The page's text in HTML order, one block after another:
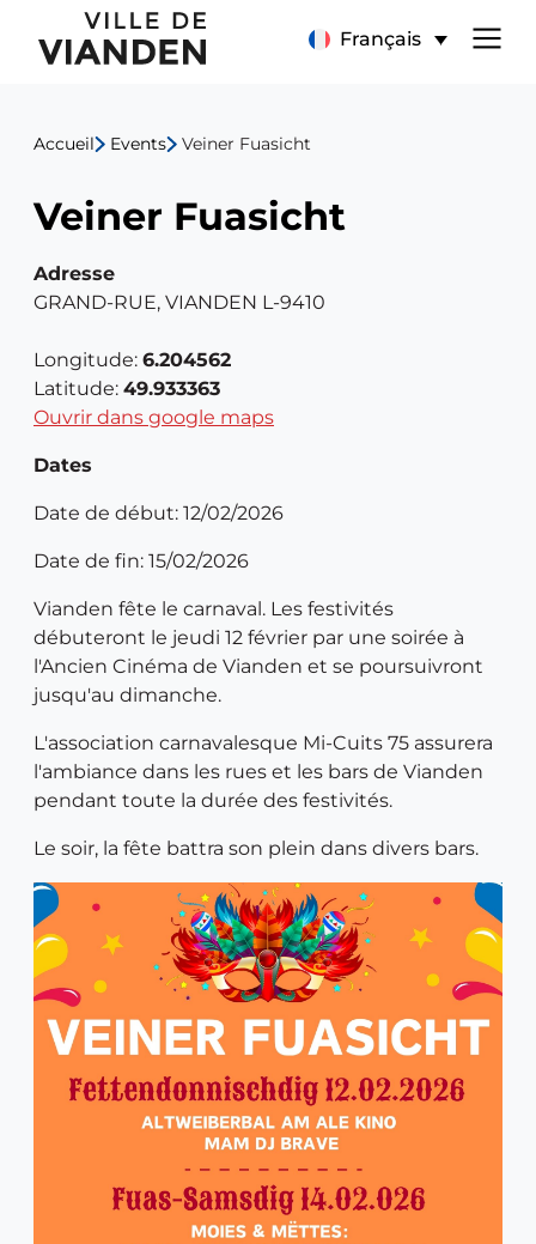
Veiner
Fuasicht
Français
Menu
navigation
principal
Accueil Events Veiner Fuasicht
Veiner Fuasicht
Adresse
GRAND-RUE, VIANDEN L-9410
Longitude: 6.204562
Latitude: 49.933363
Ouvrir dans google maps
Dates
Date de début: 12/02/2026
Date de fin: 15/02/2026
Vianden fête le carnaval. Les festivités
débuteront le jeudi 12 février par une soirée à
l'Ancien Cinéma de Vianden et se poursuivront
jusqu'au dimanche.
L'association carnavalesque Mi-Cuits 75 assurera
l'ambiance dans les rues et les bars de Vianden
pendant toute la durée des festivités.
Le soir, la fête battra son plein dans divers bars.